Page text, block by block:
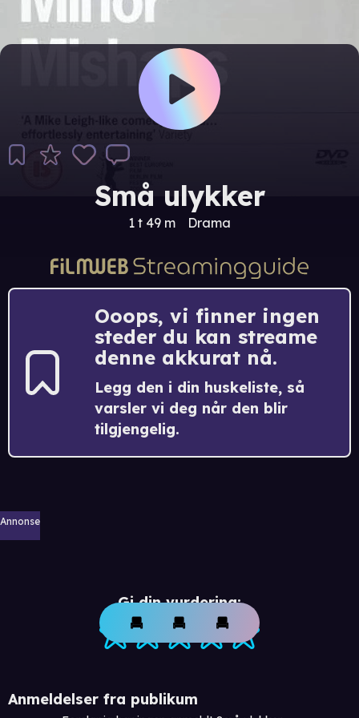
Små ulykker
1 t 49 m Drama
Ooops, vi finner ingen
steder du kan streame
denne akkurat nå.
Legg den i din huskeliste, så
varsler vi deg når den blir
tilgjengelig.
Annonse
Gi din vurdering:
Anmeldelser fra publikum